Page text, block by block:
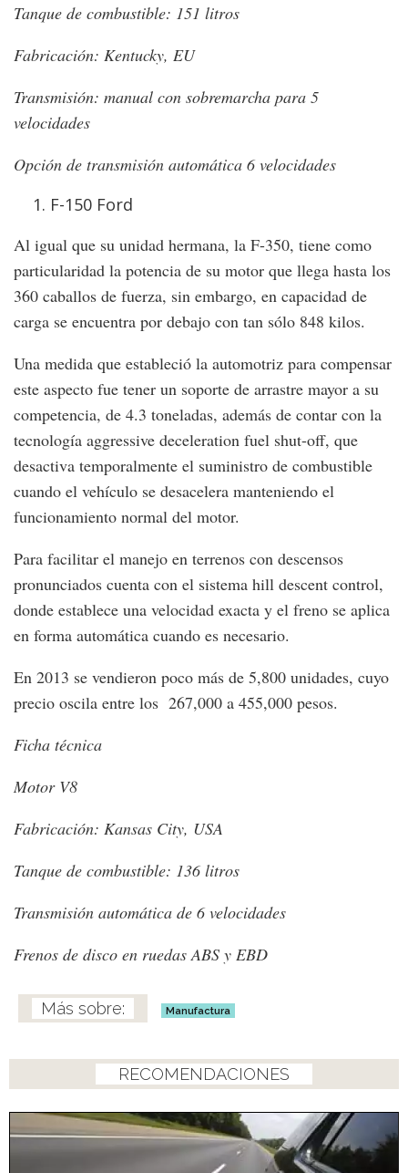
Tanque de combustible: 151 litros
Fabricación: Kentucky, EU
Transmisión: manual con sobremarcha para 5
velocidades
Opción de transmisión automática 6 velocidades
F-150 Ford
Al igual que su unidad hermana, la F-350, tiene como
particularidad la potencia de su motor que llega hasta los
360 caballos de fuerza, sin embargo, en capacidad de
carga se encuentra por debajo con tan sólo 848 kilos.
Una medida que estableció la automotriz para compensar
este aspecto fue tener un soporte de arrastre mayor a su
competencia, de 4.3 toneladas, además de contar con la
tecnología aggressive deceleration fuel shut-off, que
desactiva temporalmente el suministro de combustible
cuando el vehículo se desacelera manteniendo el
funcionamiento normal del motor.
Para facilitar el manejo en terrenos con descensos
pronunciados cuenta con el sistema hill descent control,
donde establece una velocidad exacta y el freno se aplica
en forma automática cuando es necesario.
En 2013 se vendieron poco más de 5,800 unidades, cuyo
precio oscila entre los 267,000 a 455,000 pesos.
Ficha técnica
Motor V8
Fabricación: Kansas City, USA
Tanque de combustible: 136 litros
Transmisión automática de 6 velocidades
Frenos de disco en ruedas ABS y EBD
Manufactura
RECOMENDACIONES